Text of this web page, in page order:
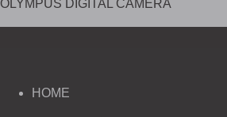
OLYMPUS DIGITAL CAMERA
HOME